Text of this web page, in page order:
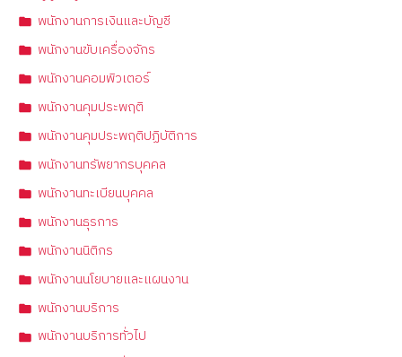
พนักงานการเงินและบัญชี
พนักงานขับเครื่องจักร
พนักงานคอมพิวเตอร์
พนักงานคุมประพฤติ
พนักงานคุมประพฤติปฏิบัติการ
พนักงานทรัพยากรบุคคล
พนักงานทะเบียนบุคคล
พนักงานธุรการ
พนักงานนิติกร
พนักงานนโยบายและแผนงาน
พนักงานบริการ
พนักงานบริการทั่วไป